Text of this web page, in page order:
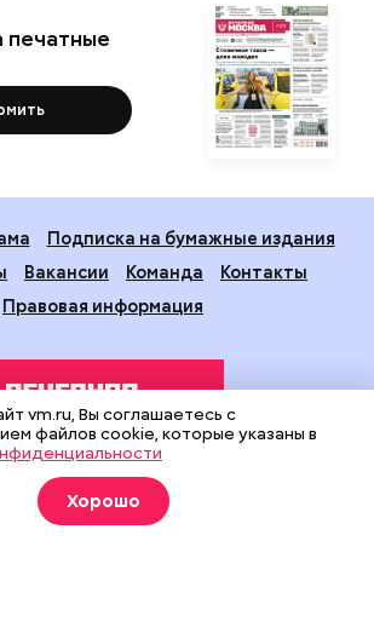
печатные
Подписка на бумажные издания
Вакансии Команда
Контакты
Правовая информация
финансовой поддержке Департамента
информации и рекламы города Москвы.
рекомендательные технологии
vm.ru, Вы соглашаетесь с
файлов cookie, которые указаны в
Хорошо